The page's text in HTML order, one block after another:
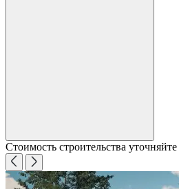
Стоимость строительства